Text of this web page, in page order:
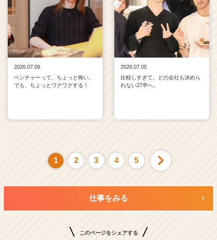
2026.07.06
ベンチャーって、ちょっと怖い。
でも、ちょっとワクワクする！
2026.07.05
比較しすぎて、どの会社も決めら
れない27卒へ。
1 2 3 4 5
仕事をみる
このページをシェアする